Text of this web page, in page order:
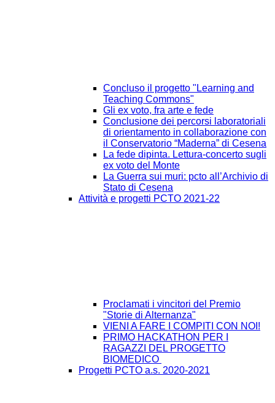
Concluso il progetto "Learning and
Teaching Commons"
Gli ex voto, fra arte e fede
Conclusione dei percorsi laboratoriali
di orientamento in collaborazione con
il Conservatorio “Maderna” di Cesena
La fede dipinta. Lettura-concerto sugli
ex voto del Monte
La Guerra sui muri: pcto all’Archivio di
Stato di Cesena
Attività e progetti PCTO 2021-22
Proclamati i vincitori del Premio
"Storie di Alternanza"
VIENI A FARE I COMPITI CON NOI!
PRIMO HACKATHON PER I
RAGAZZI DEL PROGETTO
BIOMEDICO
Progetti PCTO a.s. 2020-2021